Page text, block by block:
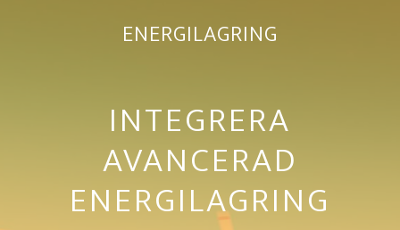
ENERGILAGRING
INTEGRERA
AVANCERAD
ENERGILAGRING